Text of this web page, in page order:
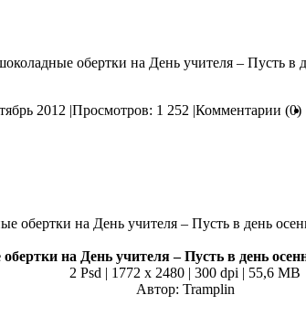
обертки на День учителя – Пусть в
2012 |Просмотров: 1 252 |Комментарии (0)
на День учителя – Пусть в день
2 Psd | 1772 x 2480 | 300 dpi | 55,6 MB
Автор: Tramplin